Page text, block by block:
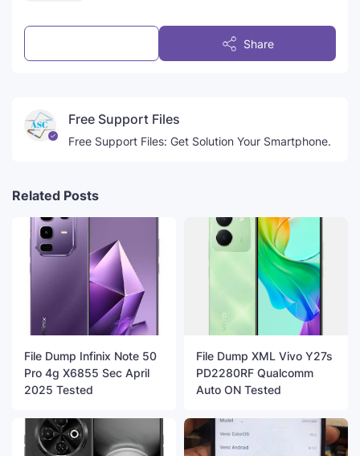
Share
Free Support Files
Free Support Files: Get Solution Your Smartphone.
Related Posts
File Dump Infinix Note 50
Pro 4g X6855 Sec April
2025 Tested
File Dump XML Vivo Y27s
PD2280RF Qualcomm
Auto ON Tested